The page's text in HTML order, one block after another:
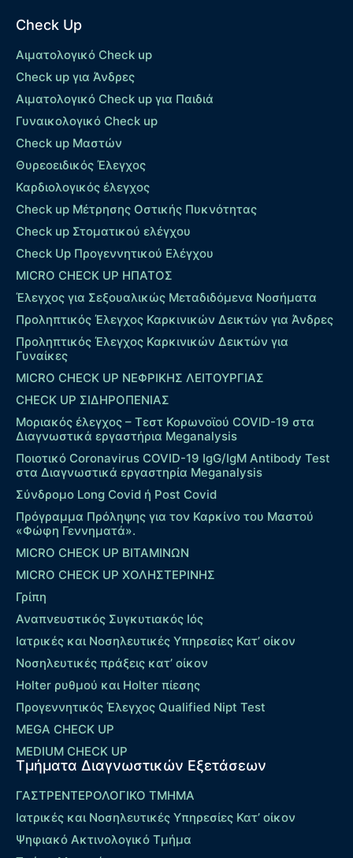
Check Up
Αιματολογικό Check up
Check up για Άνδρες
Αιματολογικό Check up για Παιδιά
Γυναικολογικό Check up
Check up Μαστών
Θυρεοειδικός Έλεγχος
Καρδιολογικός έλεγχος
Check up Mέτρησης Οστικής Πυκνότητας
Check up Στοματικού ελέγχου
Check Up Προγεννητικού Ελέγχου
MICRO CHECK UP HΠΑΤΟΣ
Έλεγχος για Σεξουαλικώς Μεταδιδόμενα Νοσήματα
Προληπτικός Έλεγχος Καρκινικών Δεικτών για Άνδρες
Προληπτικός Έλεγχος Καρκινικών Δεικτών για
Γυναίκες
MICRO CHECK UP ΝΕΦΡΙΚΗΣ ΛΕΙΤΟΥΡΓΙΑΣ
CHECK UP ΣΙΔΗΡΟΠΕΝΙΑΣ
Μοριακός έλεγχος – Τεστ Κορωνοϊού COVID-19 στα
Διαγνωστικά εργαστήρια Meganalysis
Ποιοτικό Coronavirus COVID-19 IgG/IgM Antibody Test
στα Διαγνωστικά εργαστηρία Meganalysis
Σύνδρομο Long Covid ή Post Covid
Πρόγραμμα Πρόληψης για τον Καρκίνο του Μαστού
«Φώφη Γεννηματά».
MICRO CHECK UP ΒΙΤΑΜΙΝΩΝ
MICRO CHECK UP ΧΟΛΗΣΤΕΡΙΝΗΣ
Γρίπη
Αναπνευστικός Συγκυτιακός Ιός
Ιατρικές και Νοσηλευτικές Υπηρεσίες Κατ’ οίκον
Νοσηλευτικές πράξεις κατ’ οίκον
Holter ρυθμού και Holter πίεσης
Προγεννητικός Έλεγχος Qualified Nipt Test
MEGA CHECK UP
MEDIUM CHECK UP
Τμήματα Διαγνωστικών Εξετάσεων
ΓΑΣΤΡΕΝΤΕΡΟΛΟΓΙΚΟ ΤΜΗΜΑ
Ιατρικές και Νοσηλευτικές Υπηρεσίες Κατ’ οίκον
Ψηφιακό Ακτινολογικό Τμήμα